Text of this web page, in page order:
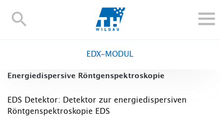
TH-
FORSCHUNG UND TRANSFER
ALUMNI
HOCHSCHULE
EDX-MODUL
Energiedispersive Röntgenspektro­skopie
EDS Detektor: Detektor zur energiedispersiven
Röntgenspektroskopie EDS